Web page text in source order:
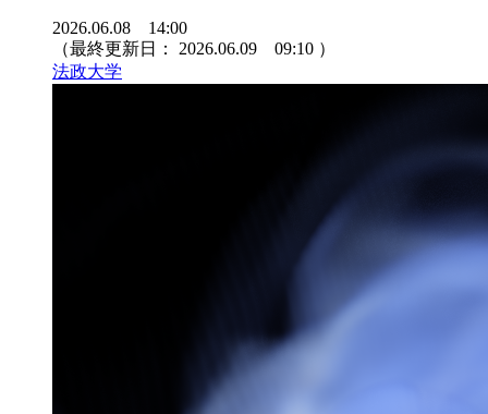
2026.06.08 14:00
（最終更新日： 2026.06.09 09:10 ）
法政大学